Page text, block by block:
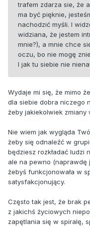
trafem zdarza sie, że
ma być pięknie,
nachodzić myśli. I
widziana, że jestem
mnie?), a mnie chce
oczu, bo nie mogę
I jak tu siebie nie
Wydaje mi się, że mimo
dla siebie dobra niczego
żeby jakiekolwiek zmiany
Nie wiem jak wygląda
żeby się odnaleźć w
będziesz rozkładać ludzi
ale na pewno (naprawdę
żebyś funkcjonowała w
satysfakcjonujący.
Często tak jest, że brak
z jakichś życiowych
zapętlania się w spiralę,